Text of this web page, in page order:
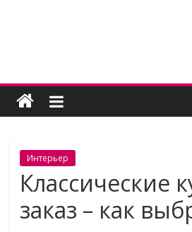
Женский
угодник
Блог
полезных
статей
для
женщин
Интерьер
Классические
заказ – как